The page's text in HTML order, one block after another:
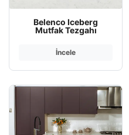
Belenco Iceberg
Mutfak Tezgahı
İncele